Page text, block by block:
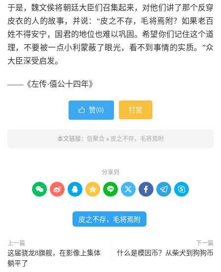
于是，魏文侯将朝廷大臣们召集起来，对他们讲了那个反穿
皮衣的人的故事，并说：“皮之不存，毛将焉附？如果老百
姓不得安宁，国君的地位也难以巩固。希望你们记住这个道
理，不要被一点小利蒙蔽了眼光，看不到事情的实质。”众
大臣深受启发。
——《左传·僖公十四年》
 赞(0) 打赏
本文链接： 信聚合 » 皮之不存，毛将焉附
分享到
        
皮之不存，毛将焉附
上一篇
这届骁龙8旗舰，在影像上集体
躺平了
下一篇
什么是模因币？从柴犬到狗狗币